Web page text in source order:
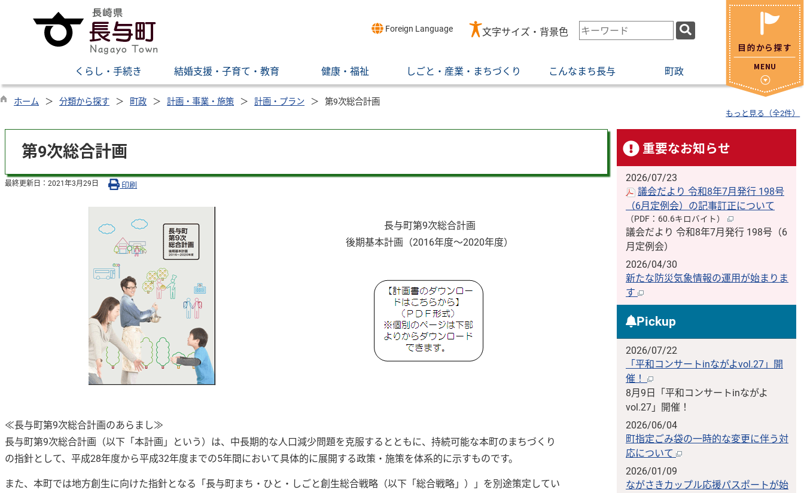
Foreign Language 文字サイズ・背景色
検
索
ー
ワ
くらし・手続き 結婚支援・子育て・教育 健康・福祉 しごと・産業・まちづくり こんなまち長与 町政
ホーム 分類から探す 町政 計画・事業・施策 計画・プラン 第9次総合計画
もっと見る（全2件）
第9次総合計画
最終更新日： 2021年3月29日 印刷
長与町第9次総合計画
後期基本計画（2016年度〜2020年度）
≪長与町第9次総合計画のあらまし≫
長与町第9次総合計画（以下「本計画」という）は、中長期的な人口減少問題を克服するとともに、持続可能な本町のまちづくり
の指針として、平成28年度から平成32年度までの5年間において具体的に展開する政策・施策を体系的に示すものです。
また、本町では地方創生に向けた指針となる「長与町まち・ひと・しごと創生総合戦略（以下「総合戦略」）」を別途策定してい
重要なお知らせ
2026/07/23
議会だより 令和8年7月発行 198号
（6月定例会）の記事訂正について
（PDF：60.6キロバイト）
議会だより 令和8年7月発行 198号（6
月定例会）
2026/04/30
新たな防災気象情報の運用が始まりま
す
Pickup
2026/07/22
「平和コンサートinながよvol.27」開
催！
8月9日「平和コンサートinながよ
vol.27」開催！
2026/06/04
町指定ごみ袋の一時的な変更に伴う対
応について
2026/01/09
ながさきカップル応援パスポートが始